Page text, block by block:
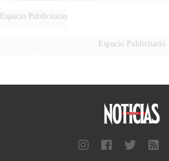
Espacio Publicitario
Espacio Publicitario